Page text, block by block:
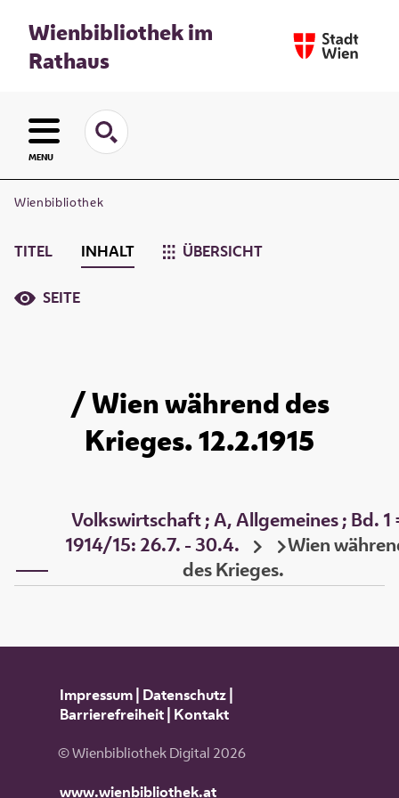
Wienbibliothek im
Rathaus
MENU
Wienbibliothek
TITEL INHALT ÜBERSICHT
SEITE
/ Wien während des
Krieges. 12.2.1915
Volkswirtschaft ; A, Allgemeines ; Bd. 1
1914/15: 26.7. - 30.4.
Wien
des Krieges.
Impressum| Datenschutz|
Barrierefreiheit| Kontakt
© Wienbibliothek Digital 2026
www.wienbibliothek.at